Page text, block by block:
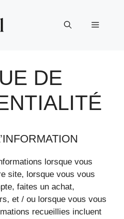
Menu
DE
lorsque vous
site, lorsque vous vous
faites un achat,
et / ou lorsque vous vous
recueillies incluent